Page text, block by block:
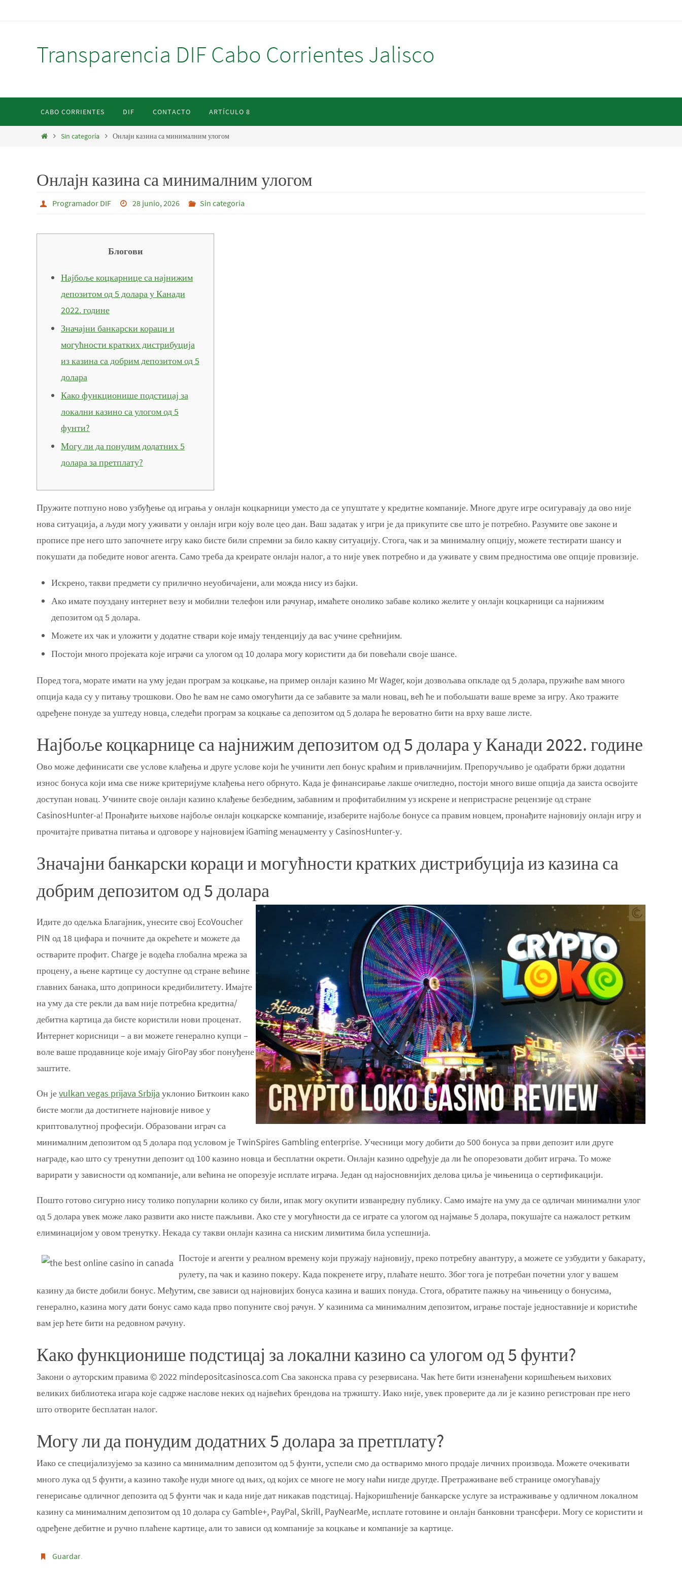
Transparencia DIF Cabo Corrientes Jalisco
contenido
CABO CORRIENTES DIF CONTACTO ARTÍCULO 8
InicioSin categoría Онлајн казина са минималним улогом
Онлајн казина са минималним улогом
Programador DIF 28 junio, 2026 Sin categoría
Блогови
Најбоље коцкарнице са најнижим
депозитом од 5 долара у Канади
2022. године
Значајни банкарски кораци и
могућности кратких дистрибуција
из казина са добрим депозитом од 5
долара
Како функционише подстицај за
локални казино са улогом од 5
фунти?
Могу ли да понудим додатних 5
долара за претплату?
Пружите потпуно ново узбуђење од играња у онлајн коцкарници уместо да се упуштате у кредитне компаније. Многе друге игре осигуравају да ово није
нова ситуација, а људи могу уживати у онлајн игри коју воле цео дан. Ваш задатак у игри је да прикупите све што је потребно. Разумите ове законе и
прописе пре него што започнете игру како бисте били спремни за било какву ситуацију. Стога, чак и за минималну опцију, можете тестирати шансу и
покушати да победите новог агента.Само треба да креирате онлајн налог, а то није увек потребно и да уживате у свим предностима ове опције провизије.
Искрено, такви предмети су прилично неуобичајени, али можда нису из бајки.
Ако имате поуздану интернет везу и мобилни телефон или рачунар, имаћете онолико забаве колико желите у онлајн коцкарници са најнижим
депозитом од 5 долара.
Можете их чак и уложити у додатне ствари које имају тенденцију да вас учине срећнијим.
Постоји много пројеката које играчи са улогом од 10 долара могу користити да би повећали своје шансе.
Поред тога, морате имати на уму један програм за коцкање, на пример онлајн казино Mr Wager, који дозвољава опкладе од 5 долара, пружиће вам много
опција када су у питању трошкови. Ово ће вам не само омогућити да се забавите за мали новац, већ ће и побољшати ваше време за игру. Ако тражите
одређене понуде за уштеду новца, следећи програм за коцкање са депозитом од 5 долара ће вероватно бити на врху ваше листе.
Најбоље коцкарнице са најнижим депозитом од 5 долара у Канади 2022. године
Ово може дефинисати све услове клађења и друге услове који ће учинити леп бонус краћим и привлачнијим. Препоручљиво је одабрати бржи додатни
износ бонуса који има све ниже критеријуме клађења него обрнуто. Када је финансирање лакше очигледно, постоји много више опција да заиста освојите
доступан новац. Учините своје онлајн казино клађење безбедним, забавним и профитабилним уз искрене и непристрасне рецензије од стране
CasinosHunter-а! Пронађите њихове најбоље онлајн коцкарске компаније, изаберите најбоље бонусе са правим новцем, пронађите најновију онлајн игру и
прочитајте приватна питања и одговоре у најновијем iGaming менаџменту у CasinosHunter-у.
Значајни банкарски кораци и могућности кратких дистрибуција из казина са
добрим депозитом од 5 долара
Идите до одељка Благајник, унесите свој EcoVoucher
PIN од 18 цифара и почните да окрећете и можете да
остварите профит. Charge је водећа глобална мрежа за
процену, а њене картице су доступне од стране већине
главних банака, што доприноси кредибилитету. Имајте
на уму да сте рекли да вам није потребна кредитна/
дебитна картица да бисте користили нови проценат.
Интернет корисници – а ви можете генерално купци –
воле ваше продавнице које имају GiroPay због понуђене
заштите.
Он јеvulkan vegas prijava Srbija уклонио Биткоин како
бисте могли да достигнете најновије нивое у
криптовалутној професији. Образовани играч са
минималним депозитом од 5 долара под условом је TwinSpires Gambling enterprise. Учесници могу добити до 500 бонуса за први депозит или друге
награде, као што су тренутни депозит од 100 казино новца и бесплатни окрети. Онлајн казино одређује да ли ће опорезовати добит играча. То може
варирати у зависности од компаније, али већина не опорезује исплате играча. Један од најосновнијих делова циља је чињеница о сертификацији.
Пошто готово сигурно нису толико популарни колико су били, ипак могу окупити изванредну публику. Само имајте на уму да се одличан минимални улог
од 5 долара увек може лако развити ако нисте пажљиви. Ако сте у могућности да се играте са улогом од најмање 5 долара, покушајте са нажалост ретким
елиминацијом у овом тренутку. Некада су такви онлајн казина са ниским лимитима била успешнија.
Постоје и агенти у реалном времену који пружају најновију, преко потребну авантуру, а можете се узбудити у бакарату,
рулету, па чак и казино покеру. Када покренете игру, плаћате нешто. Због тога је потребан почетни улог у вашем
казину да бисте добили бонус. Међутим, све зависи од најновијих бонуса казина и ваших понуда. Стога, обратите пажњу на чињеницу о бонусима,
генерално, казина могу дати бонус само када прво попуните свој рачун. У казинима са минималним депозитом, играње постаје једноставније и користиће
вам јер ћете бити на редовном рачуну.
Како функционише подстицај за локални казино са улогом од 5 фунти?
Закони о ауторским правима © 2022 mindepositcasinosca.com Сва законска права су резервисана. Чак ћете бити изненађени коришћењем њихових
великих библиотека игара које садрже наслове неких од највећих брендова на тржишту. Иако није, увек проверите да ли је казино регистрован пре него
што отворите бесплатан налог.
Могу ли да понудим додатних 5 долара за претплату?
Иако се специјализујемо за казино са минималним депозитом од 5 фунти, успели смо да остваримо много продаје личних производа. Можете очекивати
много лука од 5 фунти, а казино такође нуди многе од њих, од којих се многе не могу наћи нигде другде. Претраживане веб странице омогућавају
генерисање одличног депозита од 5 фунти чак и када није дат никакав подстицај. Најкоришћеније банкарске услуге за истраживање у одличном локалном
казину са минималним депозитом од 10 долара су Gamble+, PayPal, Skrill, PayNearMe, исплате готовине и онлајн банковни трансфери. Могу се користити и
одређене дебитне и ручно плаћене картице, али то зависи од компаније за коцкање и компаније за картице.
Guardar.